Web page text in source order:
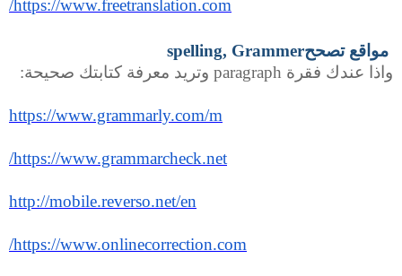
https://www.freetranslation.com/
مواقع تصححspelling, Grammer
واذا عندك فقرة paragraph وتريد معرفة كتابتك صحيحة:
https://www.grammarly.com/m
https://www.grammarcheck.net/
http://mobile.reverso.net/en
https://www.onlinecorrection.com/